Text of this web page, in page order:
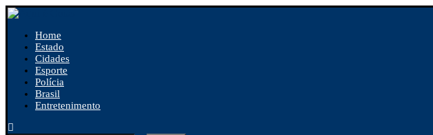
Home
Estado
Cidades
Esporte
Polícia
Brasil
Entretenimento